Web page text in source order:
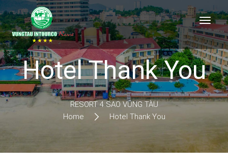
Hotel Thank You
RESORT 4 SAO VŨNG TÀU
Home
Hotel Thank You